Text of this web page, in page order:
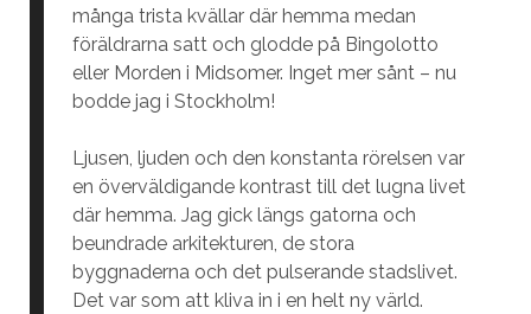
många trista kvällar där hemma medan
föräldrarna satt och glodde på Bingolotto
eller Morden i Midsomer. Inget mer sånt – nu
bodde jag i Stockholm!
Ljusen, ljuden och den konstanta rörelsen var
en överväldigande kontrast till det lugna livet
där hemma. Jag gick längs gatorna och
beundrade arkitekturen, de stora
byggnaderna och det pulserande stadslivet.
Det var som att kliva in i en helt ny värld.